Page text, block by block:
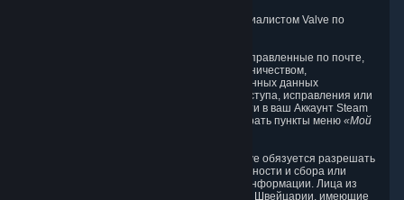
Вы можете связаться с ответственным специалистом Valve по
Хотя мы рассматриваем любые запросы, отправленные по почте,
имейте в виду, что в рамках борьбы с мошенничеством,
домогательствами и кражей идентификационных данных
предусмотрен единственный способ для доступа, исправления или
удаления ваших данных — вам следует войти в ваш Аккаунт Steam
и выбрать пункты меню«Мой
В соответствии с Принципами компания Valve обязуется разрешать
жалобы, касающиеся вашей конфиденциальности и сбора или
использования нами вашей персональной информации. Лица из
Европейского Союза, Великобритании и/или Швейцарии, имеющие